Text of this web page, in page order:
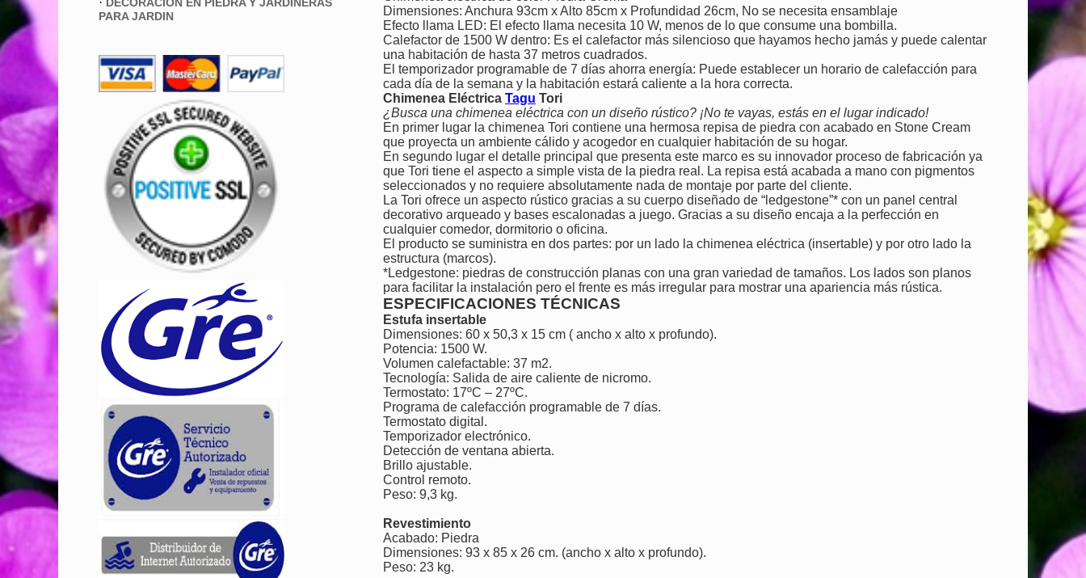
PARA JARDIN
Dimensiones: Anchura 93cm x Alto 85cm x Profundidad 26cm, No se necesita ensamblaje
Efecto llama LED: El efecto llama necesita 10 W, menos de lo que consume una bombilla.
Calefactor de 1500 W dentro: Es el calefactor más silencioso que hayamos hecho jamás y puede calentar
una habitación de hasta 37 metros cuadrados.
El temporizador programable de 7 días ahorra energía: Puede establecer un horario de calefacción para
cada día de la semana y la habitación estará caliente a la hora correcta.
Chimenea Eléctrica Tagu Tori
¿Busca una chimenea eléctrica con un diseño rústico? ¡No te vayas, estás en el lugar indicado!
En primer lugar la chimenea Tori contiene una hermosa repisa de piedra con acabado en Stone Cream
que proyecta un ambiente cálido y acogedor en cualquier habitación de su hogar.
En segundo lugar el detalle principal que presenta este marco es su innovador proceso de fabricación ya
que Tori tiene el aspecto a simple vista de la piedra real. La repisa está acabada a mano con pigmentos
seleccionados y no requiere absolutamente nada de montaje por parte del cliente.
La Tori ofrece un aspecto rústico gracias a su cuerpo diseñado de “ledgestone”* con un panel central
decorativo arqueado y bases escalonadas a juego. Gracias a su diseño encaja a la perfección en
cualquier comedor, dormitorio o oficina.
El producto se suministra en dos partes: por un lado la chimenea eléctrica (insertable) y por otro lado la
estructura (marcos).
*Ledgestone: piedras de construcción planas con una gran variedad de tamaños. Los lados son planos
para facilitar la instalación pero el frente es más irregular para mostrar una apariencia más rústica.
ESPECIFICACIONES TÉCNICAS
Estufa insertable
Dimensiones: 60 x 50,3 x 15 cm ( ancho x alto x profundo).
Potencia: 1500 W.
Volumen calefactable: 37 m2.
Tecnología: Salida de aire caliente de nicromo.
Termostato: 17ºC – 27ºC.
Programa de calefacción programable de 7 días.
Termostato digital.
Temporizador electrónico.
Detección de ventana abierta.
Brillo ajustable.
Control remoto.
Peso: 9,3 kg.
Revestimiento
Acabado: Piedra
Dimensiones: 93 x 85 x 26 cm. (ancho x alto x profundo).
Peso: 23 kg.